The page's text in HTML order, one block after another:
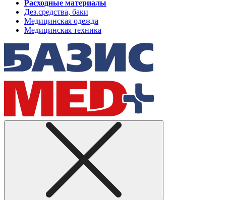
Расходные материалы
Дез.средства, баки
Медицинская одежда
Медицинская техника